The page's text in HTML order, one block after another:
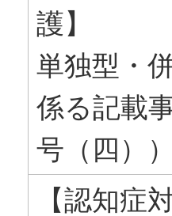
護】
単独型・
係る記載
号（四））
【認知症